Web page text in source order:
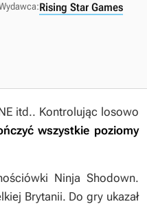
Rising Star Games
itd.. Kontrolując losowo
wszystkie poziomy
Ninja Shodown.
Brytanii. Do gry ukazał